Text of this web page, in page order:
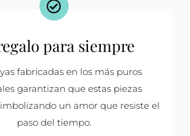
para siempre
fabricadas en los más puros
garantizan que estas piezas
un amor que resiste el
paso del tiempo.